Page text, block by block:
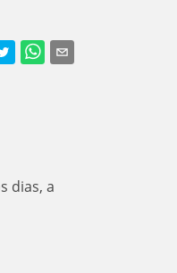
CHUVA NO NORTE
dias, a